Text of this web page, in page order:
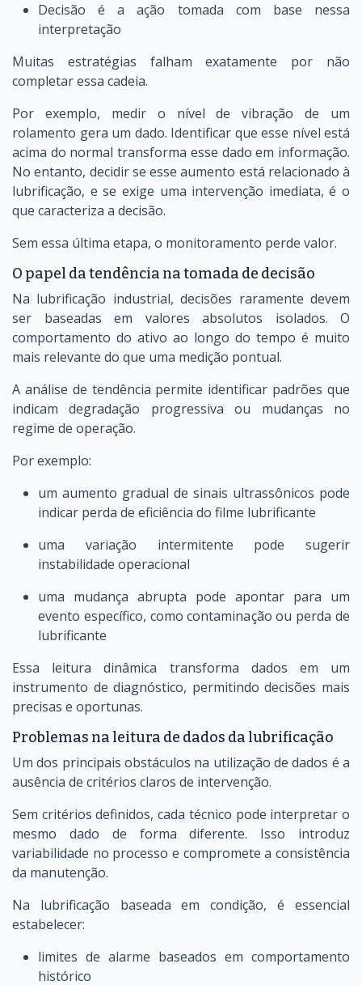
Decisão é a ação tomada com base nessa
interpretação
Muitas estratégias falham exatamente por não
completar essa cadeia.
Por exemplo, medir o nível de vibração de um
rolamento gera um dado. Identificar que esse nível está
acima do normal transforma esse dado em informação.
No entanto, decidir se esse aumento está relacionado à
lubrificação, e se exige uma intervenção imediata, é o
que caracteriza a decisão.
Sem essa última etapa, o monitoramento perde valor.
O papel da tendência na tomada de decisão
Na lubrificação industrial, decisões raramente devem
ser baseadas em valores absolutos isolados. O
comportamento do ativo ao longo do tempo é muito
mais relevante do que uma medição pontual.
A análise de tendência permite identificar padrões que
indicam degradação progressiva ou mudanças no
regime de operação.
Por exemplo:
um aumento gradual de sinais ultrassônicos pode
indicar perda de eficiência do filme lubrificante
uma variação intermitente pode sugerir
instabilidade operacional
uma mudança abrupta pode apontar para um
evento específico, como contaminação ou perda de
lubrificante
Essa leitura dinâmica transforma dados em um
instrumento de diagnóstico, permitindo decisões mais
precisas e oportunas.
Problemas na leitura de dados da lubrificação
Um dos principais obstáculos na utilização de dados é a
ausência de critérios claros de intervenção.
Sem critérios definidos, cada técnico pode interpretar o
mesmo dado de forma diferente. Isso introduz
variabilidade no processo e compromete a consistência
da manutenção.
Na lubrificação baseada em condição, é essencial
estabelecer:
limites de alarme baseados em comportamento
histórico